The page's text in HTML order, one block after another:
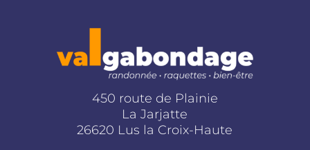
450 route de Plainie
La Jarjatte
26620 Lus la Croix-Haute